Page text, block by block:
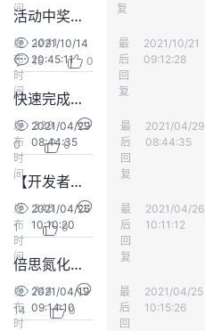
间
复
活动中奖了！
发
布
时
间
2021/10/14
20:45:11
最
后
回
复
猎心者
2021/10/21
09:12:28
1041
15
0
快速完成任务 【2】
发
布
时
间
2021/04/29
08:44:35
最
后
回
复
kswil
2021/04/29
08:44:35
339
0
0
【开发者大会】直播影响性能？？
发
布
时
间
2021/04/26
10:10:20
最
后
回
复
kswil
2021/04/26
10:11:12
346
1
0
倍思氮化镓充电器不上架了吗？
发
布
时
2021/04/19
09:14:10
最
后
回
记忆是座荒岛
2021/04/25
10:15:26
744
14
0